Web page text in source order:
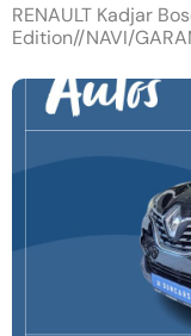
RENAULT Kadjar
Edition//NAVI/